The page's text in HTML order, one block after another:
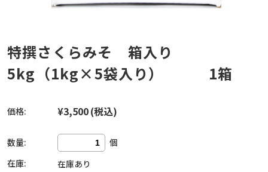
特撰さくらみそ 箱入り
5kg（1kg×5袋入り） 1箱
価格: ¥3,500(税込)
数量:
個
在庫:
在庫あり